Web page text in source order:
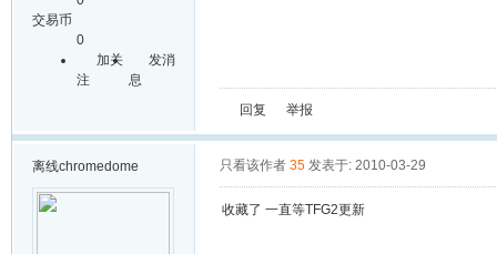
交易币
0
加关
注
发消
息
回复 举报
离线chromedome 只看该作者 35 发表于: 2010-03-29
收藏了 一直等TFG2更新